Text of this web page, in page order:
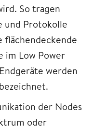
So tragen
und Protokolle
im Low Power
werden
bezeichnet.
der Nodes
oder